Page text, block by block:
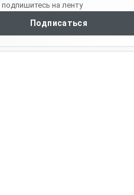
на ленту
Подписаться